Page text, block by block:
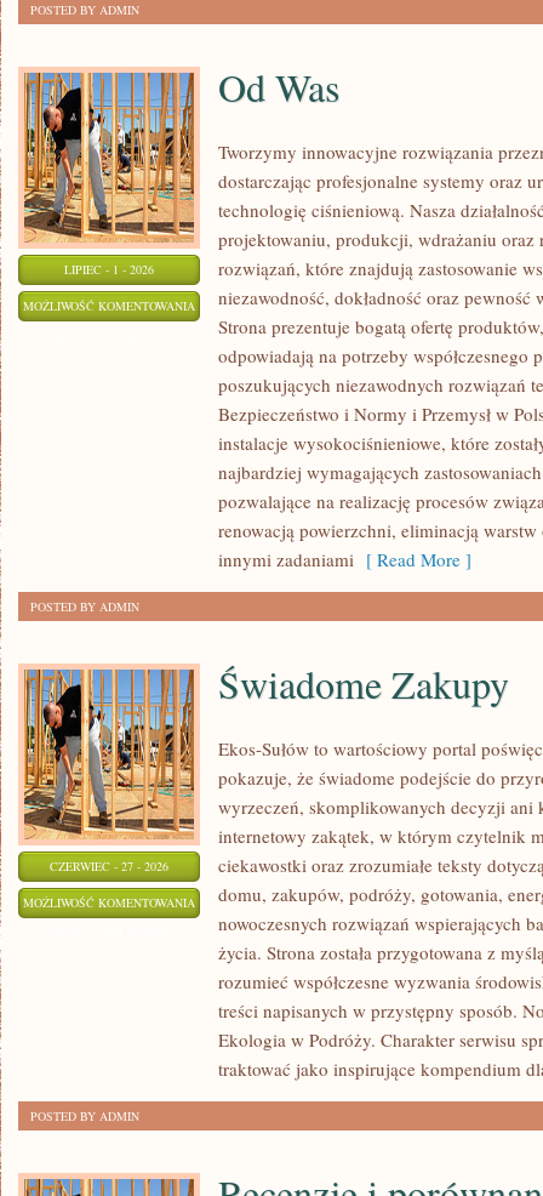
POSTED BY ADMIN
LIPIEC - 1 - 2026
MOŻLIWOŚĆ KOMENTOWANIA
WAS
Od Was
Tworzymy innowacyjne rozwiązania
dostarczając profesjonalne systemy oraz
technologię ciśnieniową. Nasza
projektowaniu, produkcji, wdrażaniu oraz
rozwiązań, które znajdują zastosowanie
niezawodność, dokładność oraz
Strona prezentuje bogatą ofertę
odpowiadają na potrzeby współczesnego
poszukujących niezawodnych rozwiązań
Bezpieczeństwo i Normy i Przemysł w
instalacje wysokociśnieniowe, które
najbardziej wymagających
pozwalające na realizację procesów
renowacją powierzchni, eliminacją
innymi zadaniami [ Read More ]
POSTED BY ADMIN
CZERWIEC - 27 - 2026
MOŻLIWOŚĆ KOMENTOWANIA ŚWIADOME
ZAKUPY
Świadome Zakupy
Ekos-Sułów to wartościowy portal
pokazuje, że świadome podejście do
wyrzeczeń, skomplikowanych decyzji ani
internetowy zakątek, w którym czytelnik
ciekawostki oraz zrozumiałe teksty
domu, zakupów, podróży, gotowania,
nowoczesnych rozwiązań wspierających
życia. Strona została przygotowana z
rozumieć współczesne wyzwania
treści napisanych w przystępny sposób.
Ekologia w Podróży. Charakter serwisu
traktować jako inspirujące kompendium
POSTED BY ADMIN